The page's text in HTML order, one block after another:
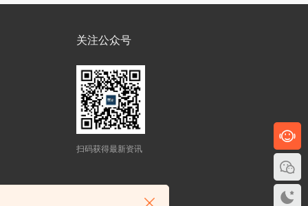
关注公众号
扫码获得最新资讯